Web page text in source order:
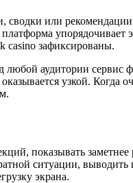
сводки или
casino зафиксированы.
любой аудитории
узкой. Когда
показывать
ситуации,
экрана.